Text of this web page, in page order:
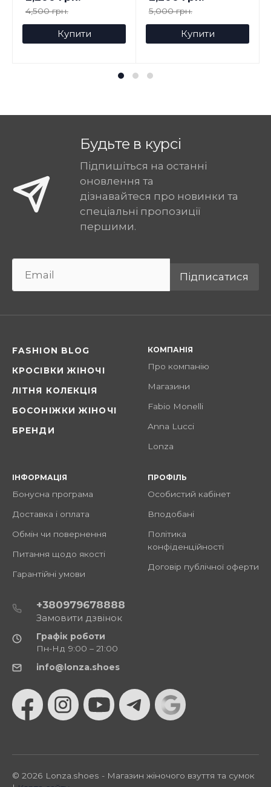
4,500 грн.
Купити
5,000 грн.
Купити
Будьте в курсі
Підпишіться на останні
оновлення та
дізнавайтеся про новинки та
спеціальні пропозиції
першими.
Підписатися
FASHION BLOG
КРОСІВКИ ЖІНОЧІ
ЛІТНЯ КОЛЕКЦІЯ
БОСОНІЖКИ ЖІНОЧІ
БРЕНДИ
КОМПАНІЯ
Про компанію
Магазини
Fabio Monelli
Anna Lucci
Lonza
ІНФОРМАЦІЯ
Бонусна програма
Доставка і оплата
Обмін чи повернення
Питання щодо якості
Гарантійні умови
ПРОФІЛЬ
Особистий кабінет
Вподобані
Політика
конфіденційності
Договір публічної оферти
+380979678888
Замовити дзвінок
Графік роботи
Пн-Нд 9:00 – 21:00
info@lonza.shoes
© 2026 Lonza.shoes - Магазин жіночого взуття та сумок